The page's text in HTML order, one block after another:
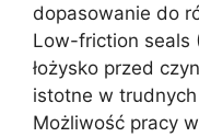
dopasowanie do
Low-friction seals
łożysko przed
istotne w
Możliwość pracy